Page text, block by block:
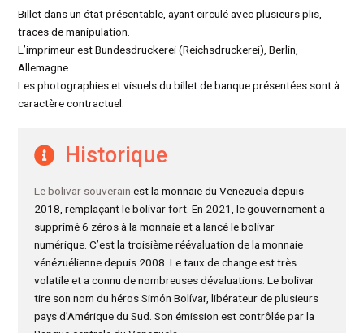
Billet dans un état présentable, ayant circulé avec plusieurs plis,
traces de manipulation.
L’imprimeur est Bundesdruckerei (Reichsdruckerei), Berlin,
Allemagne.
Les photographies et visuels du billet de banque présentées sont à
caractère contractuel.
Historique
Le bolivar souverain est la monnaie du Venezuela depuis
2018, remplaçant le bolivar fort. En 2021, le gouvernement a
supprimé 6 zéros à la monnaie et a lancé le bolivar
numérique. C’est la troisième réévaluation de la monnaie
vénézuélienne depuis 2008. Le taux de change est très
volatile et a connu de nombreuses dévaluations. Le bolivar
tire son nom du héros Simón Bolívar, libérateur de plusieurs
pays d’Amérique du Sud. Son émission est contrôlée par la